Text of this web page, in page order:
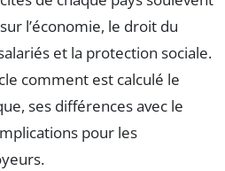
l’économie, le droit du
et la protection sociale.
comment est calculé le
ses différences avec le
pour les